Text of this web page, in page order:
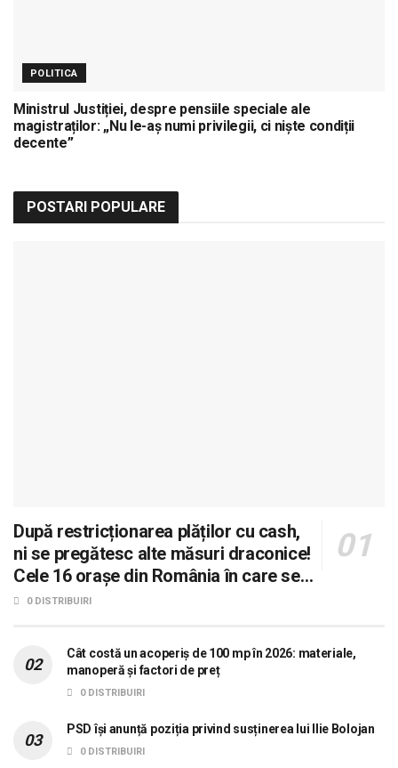
POLITICA
Ministrul Justiției, despre pensiile speciale ale
magistraților: „Nu le-aș numi privilegii, ci niște condiții
decente”
POSTARI POPULARE
După restricționarea plăților cu cash,
ni se pregătesc alte măsuri draconice!
Cele 16 orașe din România în care se
dorește aplicarea sistemului 0 carne, 0
0 DISTRIBUIRI
Cât costă un acoperiș de 100 mp în 2026: materiale,
manoperă și factori de preț
0 DISTRIBUIRI
PSD își anunță poziția privind susținerea lui Ilie Bolojan
0 DISTRIBUIRI